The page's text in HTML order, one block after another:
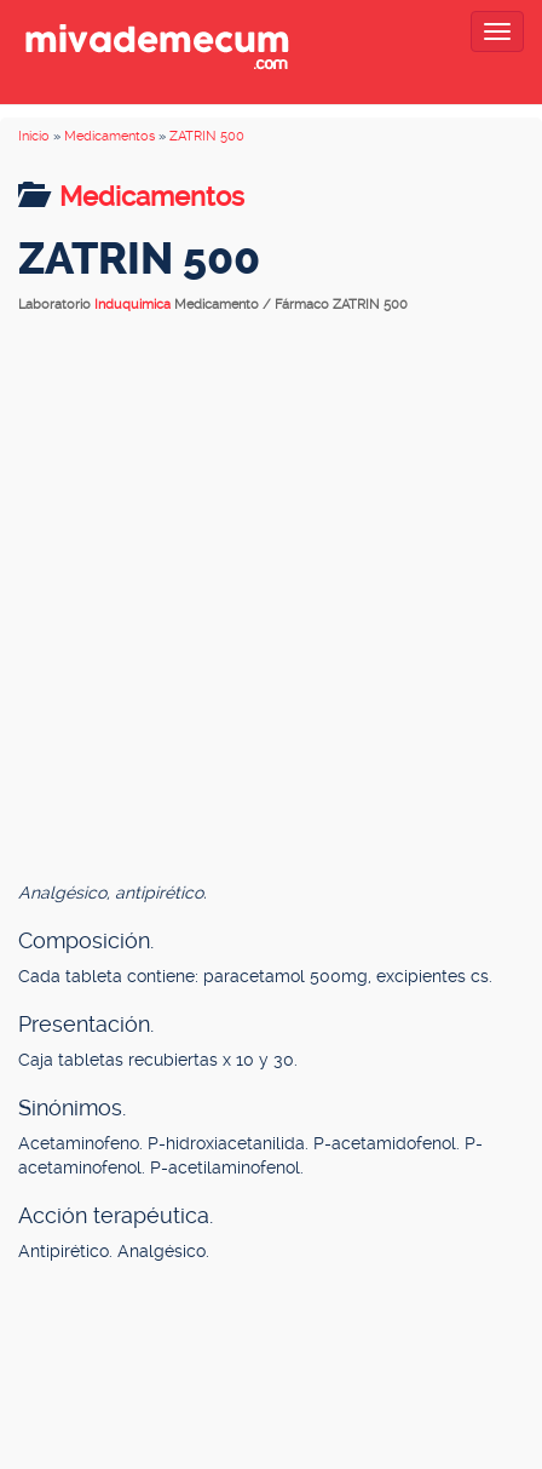
Inicio » Medicamentos » ZATRIN 500
Medicamentos
ZATRIN 500
Laboratorio Induquimica Medicamento / Fármaco ZATRIN 500
Analgésico, antipirético.
Composición.
Cada tableta contiene: paracetamol 500mg, excipientes cs.
Presentación.
Caja tabletas recubiertas x 10 y 30.
Sinónimos.
Acetaminofeno. P-hidroxiacetanilida. P-acetamidofenol. P-
acetaminofenol. P-acetilaminofenol.
Acción terapéutica.
Antipirético. Analgésico.